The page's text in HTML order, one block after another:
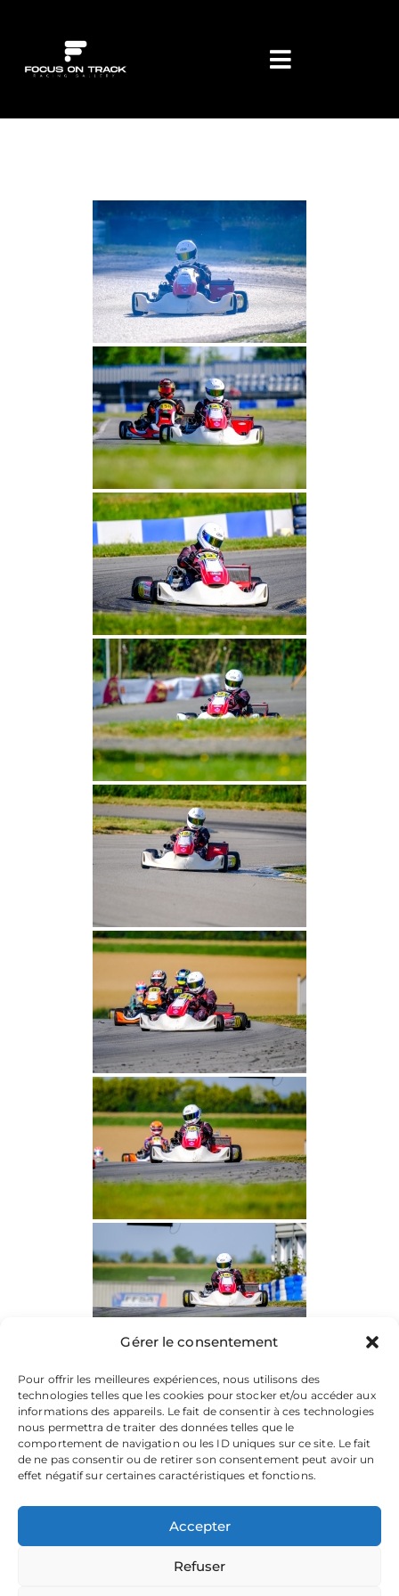
Gérer le consentement
Pour offrir les meilleures expériences, nous utilisons des
technologies telles que les cookies pour stocker et/ou accéder aux
informations des appareils. Le fait de consentir à ces technologies
nous permettra de traiter des données telles que le
comportement de navigation ou les ID uniques sur ce site. Le fait
de ne pas consentir ou de retirer son consentement peut avoir un
effet négatif sur certaines caractéristiques et fonctions.
Accepter
Refuser